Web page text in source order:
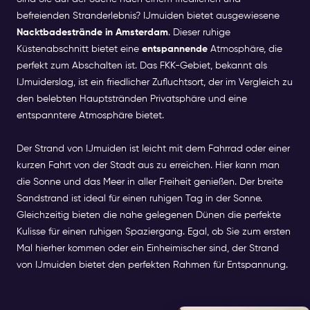
befreienden Stranderlebnis? IJmuiden bietet ausgewiesene
Nacktbadestrände in Amsterdam. Dieser ruhige
Küstenabschnitt bietet eine entspannende Atmosphäre, die
perfekt zum Abschalten ist. Das FKK-Gebiet, bekannt als
IJmuiderslag, ist ein friedlicher Zufluchtsort, der im Vergleich zu
den belebten Hauptstränden Privatsphäre und eine
entspanntere Atmosphäre bietet.
Der Strand von IJmuiden ist leicht mit dem Fahrrad oder einer
kurzen Fahrt von der Stadt aus zu erreichen. Hier kann man
die Sonne und das Meer in aller Freiheit genießen. Der breite
Sandstrand ist ideal für einen ruhigen Tag in der Sonne.
Gleichzeitig bieten die nahe gelegenen Dünen die perfekte
Kulisse für einen ruhigen Spaziergang. Egal, ob Sie zum ersten
Mal hierher kommen oder ein Einheimischer sind, der Strand
von IJmuiden bietet den perfekten Rahmen für Entspannung.